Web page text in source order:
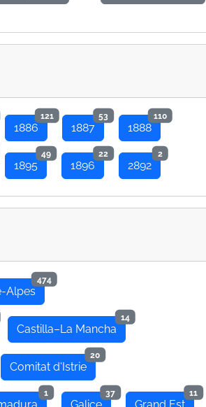
1886
121
1887
53
1888
110
1895
49
1896
22
2892
2
Alpes
474
Castilla–La Mancha
14
Comitat d'Istrie
20
1 37 11